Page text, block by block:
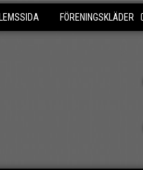
FÖRENINGSKLÄDER